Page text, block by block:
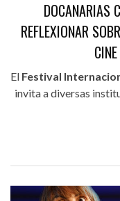
DOCANARIAS
REFLEXIONAR
El Festival
invita a diversas